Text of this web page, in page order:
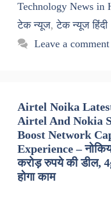
Technology News in
टेक न्यूज,टेक न्यूज हिंदी
Leave a comment
Airtel Noika
Airtel And Nokia
Boost Network
Experience –
करोड़ रुपये की डील,
होगा काम